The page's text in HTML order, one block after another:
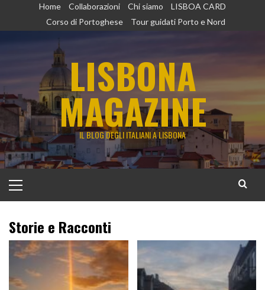
Home Collaborazioni Chi siamo
LISBOA CARD
Corso di Portoghese
Tour guidati Porto e Nord
LISBONA
MAGAZINE
IL BLOG DEGLI ITALIANI A LISBONA
principale
Storie e Racconti